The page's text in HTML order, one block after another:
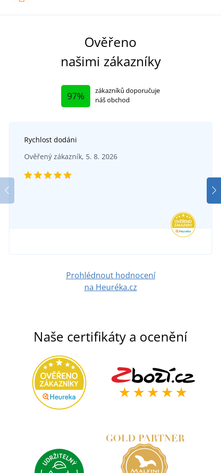
Ověřeno
našimi zákazníky
97%
zákazníků doporučuje
náš obchod
Rychlost dodáni
Ověřený zákazník, 5. 8. 2026
Prohlédnout hodnocení
na Heuréka.cz
Naše certifikáty a ocenění